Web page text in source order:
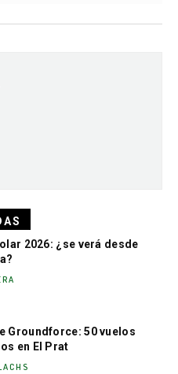
2026: ¿se verá desde
Groundforce: 50 vuelos
en El Prat